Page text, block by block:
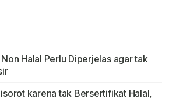
Halal Perlu Diperjelas agar tak
karena tak Bersertifikat Halal,